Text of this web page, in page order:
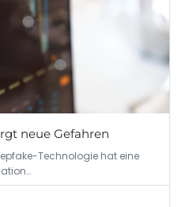
neue Gefahren
Technologie hat eine